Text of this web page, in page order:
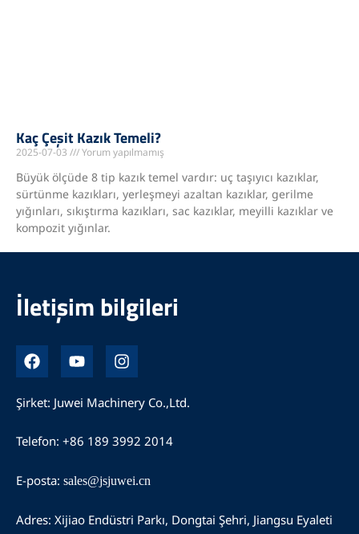
Kaç Çeşit Kazık Temeli?
2025-07-03 Yorum yapılmamış
Büyük ölçüde 8 tip kazık temel vardır: uç taşıyıcı kazıklar,
sürtünme kazıkları, yerleşmeyi azaltan kazıklar, gerilme
yığınları, sıkıştırma kazıkları, sac kazıklar, meyilli kazıklar ve
kompozit yığınlar.
İletişim bilgileri
F
a
c
e
o
o
Y
o
u
t
b
e
I
n
s
t
g
r
m
Şirket: Juwei Machinery Co.,Ltd.
Telefon: +86 189 3992 2014
E-posta: sales@jsjuwei.cn
Adres: Xijiao Endüstri Parkı, Dongtai Şehri, Jiangsu Eyaleti